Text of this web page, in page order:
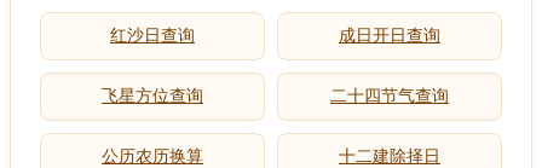
红沙日查询 成日开日查询
飞星方位查询 二十四节气查询
公历农历换算 十二建除择日